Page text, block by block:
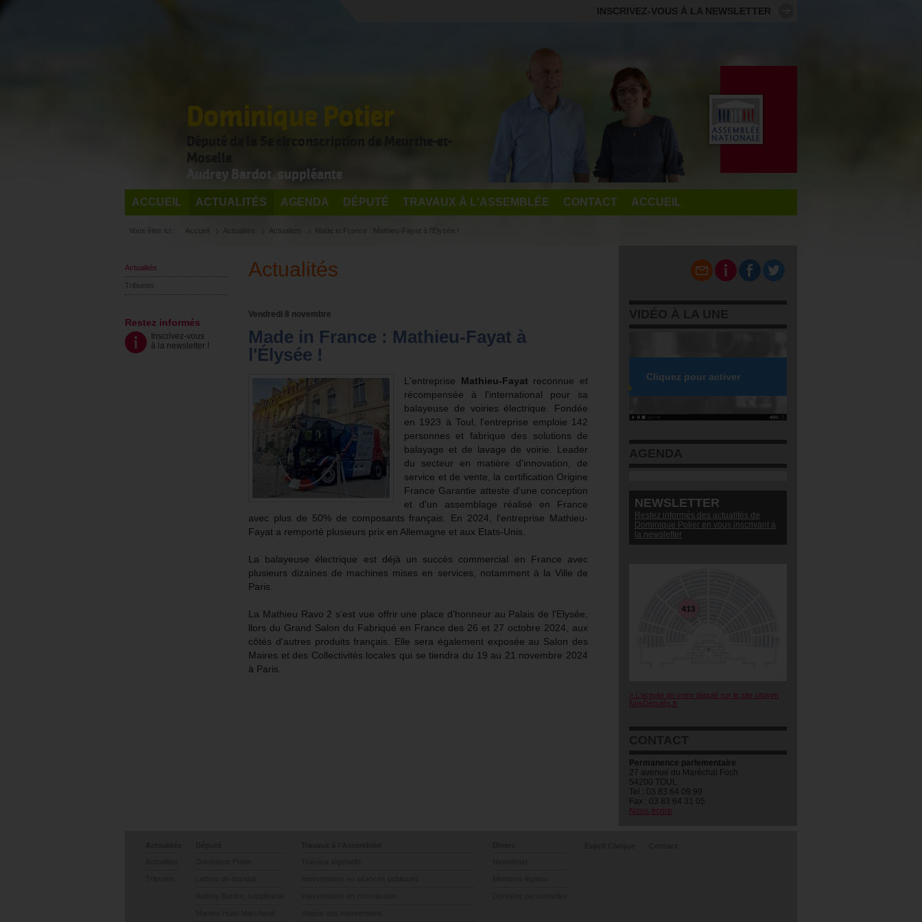
INSCRIVEZ-VOUS À LA NEWSLETTER
Dominique Potier
Audrey Bardot, suppléante
ACCUEIL ACTUALITÉS AGENDA DÉPUTÉ TRAVAUX À L'ASSEMBLÉE CONTACT ACCUEIL
Vous êtes ici : Accueil Actualités Actualités Made in France : Mathieu-Fayat à l'Élysée !
Actualités
Tribunes
Restez informés
Inscrivez-vous
à la newsletter !
NEWSLETTER
Restez informés des actualités de
Dominique Potier en vous inscrivant à
la newsletter
> L'activité de votre député sur le site citoyen
NosDéputés.fr
Permanence parlementaire
27 avenue du Maréchal Foch
54200 TOUL
Tel : 03 83 64 09 99
Fax : 03 83 64 31 05
Nous écrire
Actualités
Vendredi 8 novembre
Made in France : Mathieu-Fayat à
l'Élysée !
L'entreprise Mathieu-Fayat reconnue et
récompensée à l'international pour sa
balayeuse de voiries électrique. Fondée
en 1923 à Toul, l'entreprise emploie 142
personnes et fabrique des solutions de
balayage et de lavage de voirie. Leader
du secteur en matière d'innovation, de
service et de vente, la certification Origine
France Garantie atteste d'une conception
et d'un assemblage réalisé en France
avec plus de 50% de composants français. En 2024, l'entreprise Mathieu-
Fayat a remporté plusieurs prix en Allemagne et aux Etats-Unis.
La balayeuse électrique est déjà un succès commercial en France avec
plusieurs dizaines de machines mises en services, notamment à la Ville de
Paris.
La Mathieu Ravo 2 s'est vue offrir une place d'honneur au Palais de l'Elysée,
llors du Grand Salon du Fabriqué en France des 26 et 27 octobre 2024, aux
côtés d'autres produits français. Elle sera également exposée au Salon des
Maires et des Collectivités locales qui se tiendra du 19 au 21 novembre 2024
à Paris.